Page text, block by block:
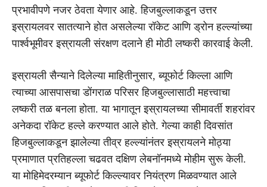
प्रभावीपणे नजर ठेवता येणार आहे. हिजबुल्लाकडून उत्तर
इस्रायलवर सातत्याने होत असलेल्या रॉकेट आणि ड्रोन हल्ल्यांच्या
पार्श्वभूमीवर इस्रायली संरक्षण दलाने ही मोठी लष्करी कारवाई केली.
इस्रायली सैन्याने दिलेल्या माहितीनुसार, ब्यूफोर्ट किल्ला आणि
त्याच्या आसपासचा डोंगराळ परिसर हिजबुल्लासाठी महत्त्वाचा
लष्करी तळ बनला होता. या भागातून इस्रायलच्या सीमावर्ती शहरांवर
अनेकदा रॉकेट हल्ले करण्यात आले होते. गेल्या काही दिवसांत
हिजबुल्लाकडून झालेल्या तीव्र हल्ल्यांनंतर इस्रायलने मोठ्या
प्रमाणात प्रतिहल्ला चढवत दक्षिण लेबनॉनमध्ये मोहीम सुरू केली.
या मोहिमेदरम्यान ब्यूफोर्ट किल्ल्यावर नियंत्रण मिळवण्यात आले